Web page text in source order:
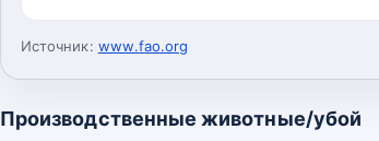
Источник: www.fao.org
Производственные животные/убой